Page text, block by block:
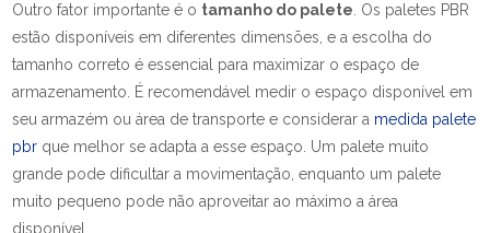
Outro fator importante é o tamanho do palete . Os paletes PBR
estão disponíveis em diferentes dimensões, e a escolha do
tamanho correto é essencial para maximizar o espaço de
armazenamento. É recomendável medir o espaço disponível em
seu armazém ou área de transporte e considerar a medida palete
pbr que melhor se adapta a esse espaço. Um palete muito
grande pode dificultar a movimentação, enquanto um palete
muito pequeno pode não aproveitar ao máximo a área
disponível.